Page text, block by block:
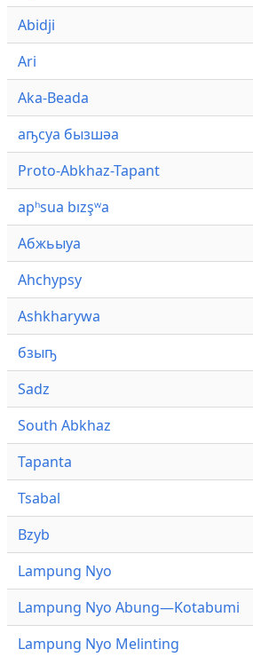
Abidji
Ari
Aka-Beada
аҧсуа бызшәа
Proto-Abkhaz-Tapant
apʰsua bızşʷa
Абжьыуа
Ahchypsy
Ashkharywa
бзыҧ
Sadz
South Abkhaz
Tapanta
Tsabal
Bzyb
Lampung Nyo
Lampung Nyo Abung—Kotabumi
Lampung Nyo Melinting